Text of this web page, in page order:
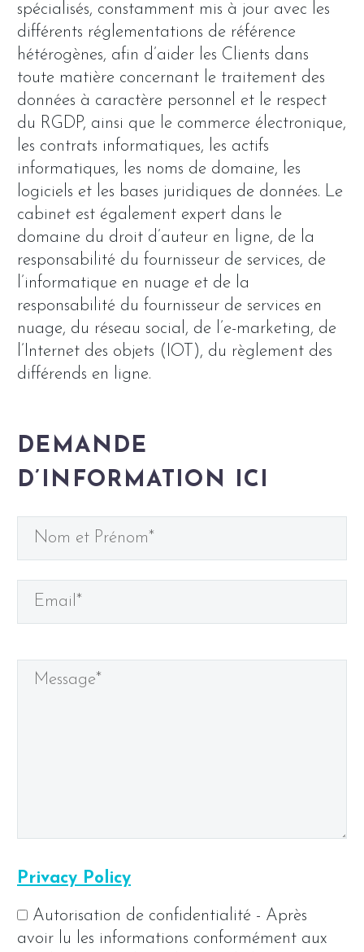
spécialisés, constamment mis à jour avec les
différents réglementations de référence
hétérogènes, afin d’aider les Clients dans
toute matière concernant le traitement des
données à caractère personnel et le respect
du RGDP, ainsi que le commerce électronique,
les contrats informatiques, les actifs
informatiques, les noms de domaine, les
logiciels et les bases juridiques de données. Le
cabinet est également expert dans le
domaine du droit d’auteur en ligne, de la
responsabilité du fournisseur de services, de
l’informatique en nuage et de la
responsabilité du fournisseur de services en
nuage, du réseau social, de l’e-marketing, de
l’Internet des objets (IOT), du règlement des
différends en ligne.
DEMANDE
D’INFORMATION ICI
Privacy Policy
Autorisation de confidentialité - Après
avoir lu les informations conformément aux